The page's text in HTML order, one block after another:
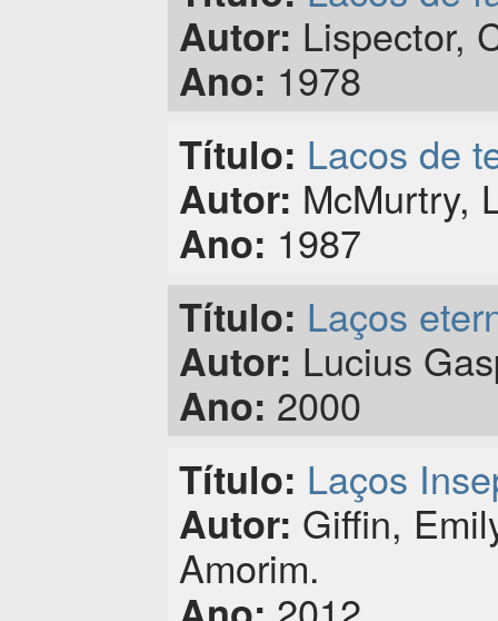
Autor: Lispector,
Ano: 1978
Título: Lacos de
Autor: McMurtry,
Ano: 1987
Título: Laços
Autor: Lucius
Ano: 2000
Título: Laços
Autor: Giffin,
Amorim.